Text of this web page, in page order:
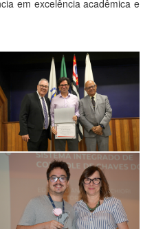
em excelência acadêmica e